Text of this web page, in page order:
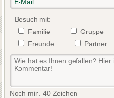
Besuch mit:
Familie
Gruppe
Freunde
Partner
Noch min. 40 Zeichen